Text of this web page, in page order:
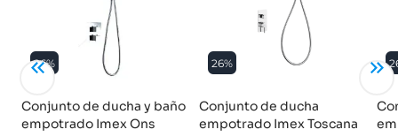
26%
Conjunto de ducha y baño
empotrado Imex Ons
26%
Conjunto de ducha
empotrado Imex Toscana